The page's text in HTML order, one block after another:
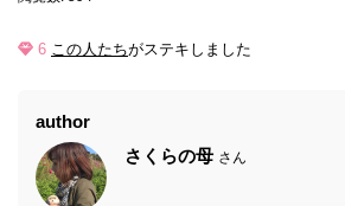
6 この人たちがステキしました
author
さくらの母 さん